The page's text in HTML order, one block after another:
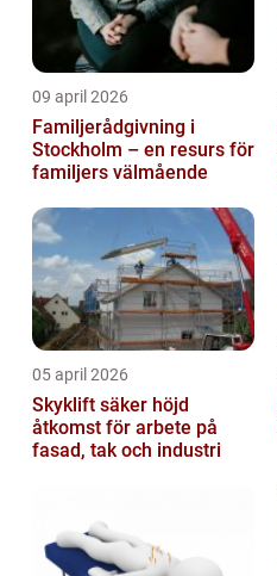
09 april 2026
Familjerådgivning i
Stockholm – en resurs för
familjers välmående
05 april 2026
Skyklift säker höjd
åtkomst för arbete på
fasad, tak och industri